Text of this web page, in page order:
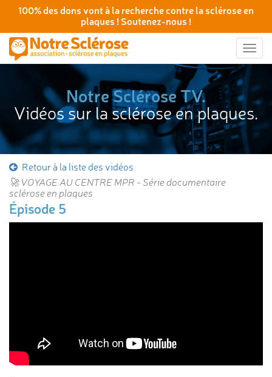
100% des dons vont à la recherche contre la sclérose en
plaques ! Soutenez-nous !
Notre Sclérose TV.
Vidéos sur la sclérose en plaques.
Retour à la liste des vidéos
🚀 VOYAGE AU CENTRE MPR - Série documentaire
sclérose en plaques
Épisode 5